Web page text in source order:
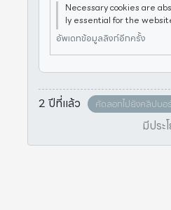
Necessary cookies are
ly essential for the
unction properly. These
ensure basic functionalities
security features of the
e, anonymously. Cookie
อัพเดทข้อมูลลิงก์อีกครั้ง
2 ปีที่แล้ว คัดลอกไปยังคลิปบอ
มีประ